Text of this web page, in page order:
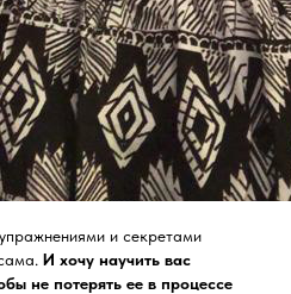
и секретами
И хочу научить вас
не потерять ее в процессе